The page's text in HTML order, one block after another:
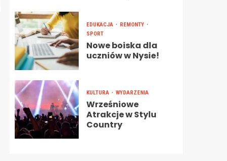
EDUKACJA
REMONTY
SPORT
Nowe boiska dla
uczniów w Nysie!
KULTURA WYDARZENIA
Wrześniowe
Atrakcje w Stylu
Country